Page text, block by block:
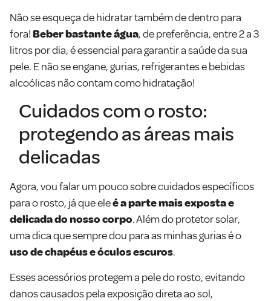
Não se esqueça de hidratar também de dentro para
fora!Beber bastante água, de preferência, entre 2 a 3
litros por dia, é essencial para garantir a saúde da sua
pele. E não se engane, gurias, refrigerantes e bebidas
alcoólicas não contam como hidratação!
Cuidados com o rosto:
protegendo as áreas mais
delicadas
Agora, vou falar um pouco sobre cuidados específicos
para o rosto, já que eleé a parte mais exposta e
delicada do nosso corpo. Além do protetor solar,
uma dica que sempre dou para as minhas gurias é o
uso de chapéus e óculos escuros.
Esses acessórios protegem a pele do rosto, evitando
danos causados pela exposição direta ao sol,